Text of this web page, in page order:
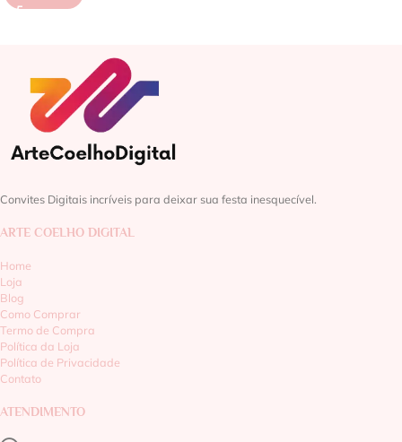
Convites Digitais incríveis para deixar sua festa inesquecível.
ARTE COELHO DIGITAL
Home
Loja
Blog
Como Comprar
Termo de Compra
Política da Loja
Política de Privacidade
Contato
ATENDIMENTO